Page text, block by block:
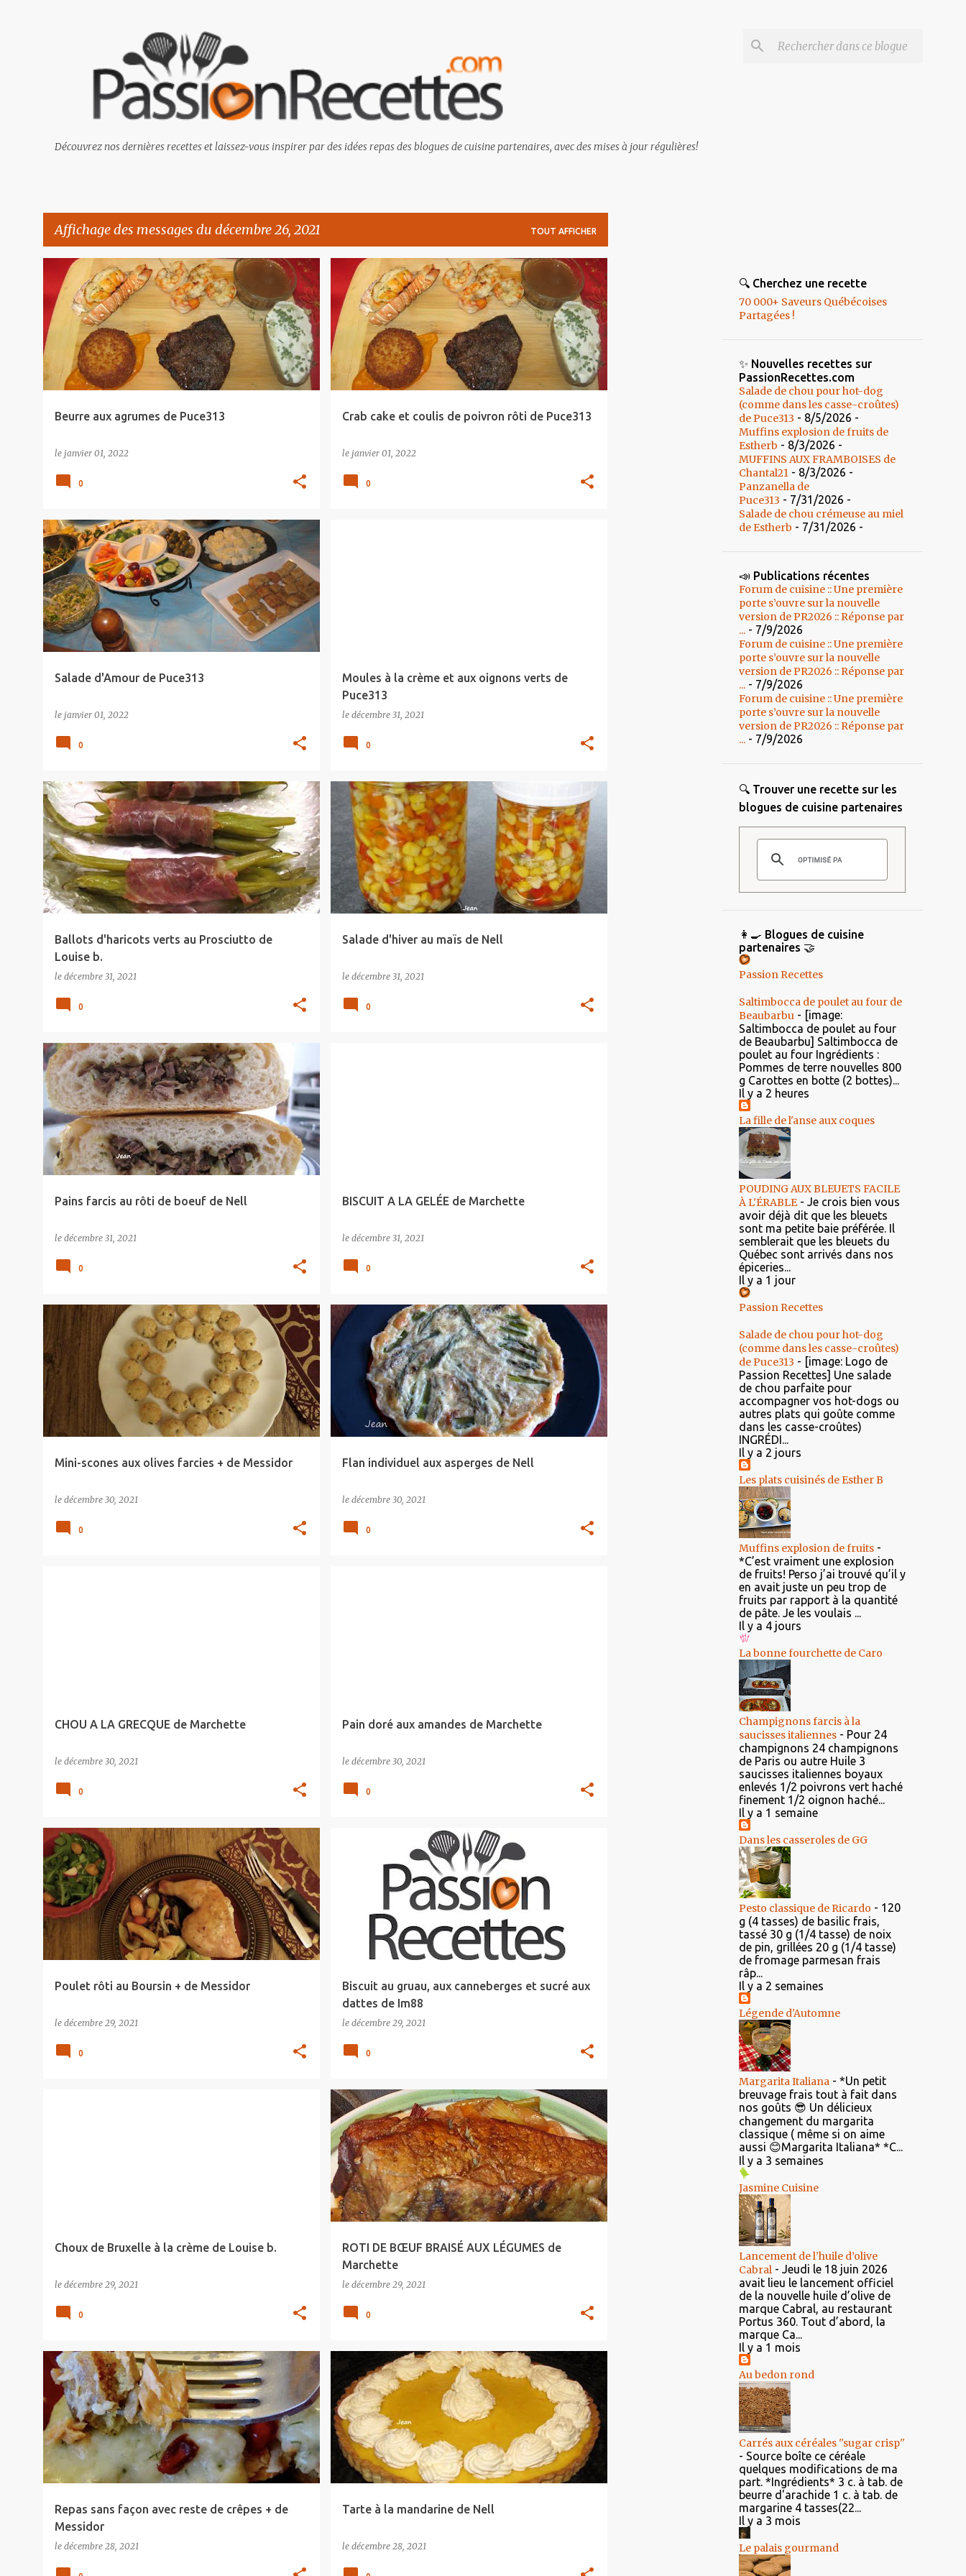
Découvrez nos dernières recettes et laissez-vous inspirer par des idées repas des blogues de cuisine partenaires, avec des mises à jour régulières!
Affichage des messages du décembre 26, 2021 TOUT AFFICHER
s
s
a
g
Beurre aux agrumes de Puce313
le janvier 01, 2022
0
Crab cake et coulis de poivron rôti de Puce313
le janvier 01, 2022
0
Salade d'Amour de Puce313
le janvier 01, 2022
0
Moules à la crème et aux oignons verts de
Puce313
le décembre 31, 2021
0
Ballots d'haricots verts au Prosciutto de
Louise b.
le décembre 31, 2021
0
Salade d'hiver au maïs de Nell
le décembre 31, 2021
0
Pains farcis au rôti de boeuf de Nell
le décembre 31, 2021
0
BISCUIT A LA GELÉE de Marchette
le décembre 31, 2021
0
Mini-scones aux olives farcies + de Messidor
le décembre 30, 2021
0
Flan individuel aux asperges de Nell
le décembre 30, 2021
0
CHOU A LA GRECQUE de Marchette
le décembre 30, 2021
0
Pain doré aux amandes de Marchette
le décembre 30, 2021
0
Poulet rôti au Boursin + de Messidor
le décembre 29, 2021
0
Biscuit au gruau, aux canneberges et sucré aux
dattes de Im88
le décembre 29, 2021
0
Choux de Bruxelle à la crème de Louise b.
le décembre 29, 2021
0
ROTI DE BŒUF BRAISÉ AUX LÉGUMES de
Marchette
le décembre 29, 2021
0
Repas sans façon avec reste de crêpes + de
Messidor
le décembre 28, 2021
Tarte à la mandarine de Nell
le décembre 28, 2021
🔍 Cherchez une recette
70 000+ Saveurs Québécoises
Partagées !
✨ Nouvelles recettes sur
PassionRecettes.com
Salade de chou pour hot-dog
(comme dans les casse-croûtes)
de Puce313 - 8/5/2026 -
Muffins explosion de fruits de
Estherb - 8/3/2026 -
MUFFINS AUX FRAMBOISES de
Chantal21 - 8/3/2026 -
Panzanella de
Puce313 - 7/31/2026 -
Salade de chou crémeuse au miel
de Estherb - 7/31/2026 -
📣 Publications récentes
Forum de cuisine :: Une première
porte s’ouvre sur la nouvelle
version de PR2026 :: Réponse par
... - 7/9/2026
Forum de cuisine :: Une première
porte s’ouvre sur la nouvelle
version de PR2026 :: Réponse par
... - 7/9/2026
Forum de cuisine :: Une première
porte s’ouvre sur la nouvelle
version de PR2026 :: Réponse par
... - 7/9/2026
🔍 Trouver une recette sur les
blogues de cuisine partenaires
👩‍🍳 Blogues de cuisine
partenaires 🤝
Passion Recettes
Saltimbocca de poulet au four de
Beaubarbu - [image:
Saltimbocca de poulet au four
de Beaubarbu] Saltimbocca de
poulet au four Ingrédients :
Pommes de terre nouvelles 800
g Carottes en botte (2 bottes)...
Il y a 2 heures
La fille de l'anse aux coques
POUDING AUX BLEUETS FACILE
À L'ÉRABLE - Je crois bien vous
avoir déjà dit que les bleuets
sont ma petite baie préférée. Il
semblerait que les bleuets du
Québec sont arrivés dans nos
épiceries...
Il y a 1 jour
Passion Recettes
Salade de chou pour hot-dog
(comme dans les casse-croûtes)
de Puce313 - [image: Logo de
Passion Recettes] Une salade
de chou parfaite pour
accompagner vos hot-dogs ou
autres plats qui goûte comme
dans les casse-croûtes)
INGRÉDI...
Il y a 2 jours
Les plats cuisinés de Esther B
Muffins explosion de fruits -
*C’est vraiment une explosion
de fruits! Perso j’ai trouvé qu’il y
en avait juste un peu trop de
fruits par rapport à la quantité
de pâte. Je les voulais ...
Il y a 4 jours
La bonne fourchette de Caro
Champignons farcis à la
saucisses italiennes - Pour 24
champignons 24 champignons
de Paris ou autre Huile 3
saucisses italiennes boyaux
enlevés 1/2 poivrons vert haché
finement 1/2 oignon haché...
Il y a 1 semaine
Dans les casseroles de GG
Pesto classique de Ricardo - 120
g (4 tasses) de basilic frais,
tassé 30 g (1/4 tasse) de noix
de pin, grillées 20 g (1/4 tasse)
de fromage parmesan frais
râp...
Il y a 2 semaines
Légende d'Automne
Margarita Italiana - *Un petit
breuvage frais tout à fait dans
nos goûts 😎 Un délicieux
changement du margarita
classique ( même si on aime
aussi 😊Margarita Italiana* *C...
Il y a 3 semaines
Jasmine Cuisine
Lancement de l’huile d’olive
Cabral - Jeudi le 18 juin 2026
avait lieu le lancement officiel
de la nouvelle huile d’olive de
marque Cabral, au restaurant
Portus 360. Tout d’abord, la
marque Ca...
Il y a 1 mois
Au bedon rond
Carrés aux céréales ''sugar crisp''
- Source boîte ce céréale
quelques modifications de ma
part. *Ingrédients* 3 c. à tab. de
beurre d'arachide 1 c. à tab. de
margarine 4 tasses(22...
Il y a 3 mois
Le palais gourmand